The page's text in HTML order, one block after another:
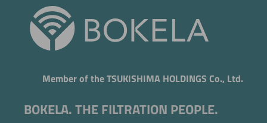
Member of the TSUKISHIMA HOLDINGS Co., Ltd.
BOKELA. THE FILTRATION PEOPLE.
Jetzt direkt die gemerkte Auswahl anfragen.